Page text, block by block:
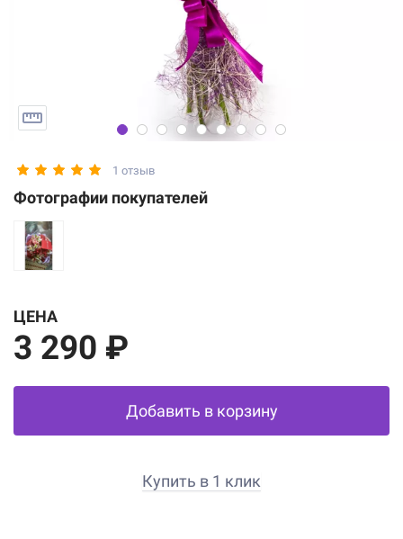
1 отзыв
Фотографии покупателей
ЦЕНА
3 290 ₽
Добавить в корзину
Купить в 1 клик